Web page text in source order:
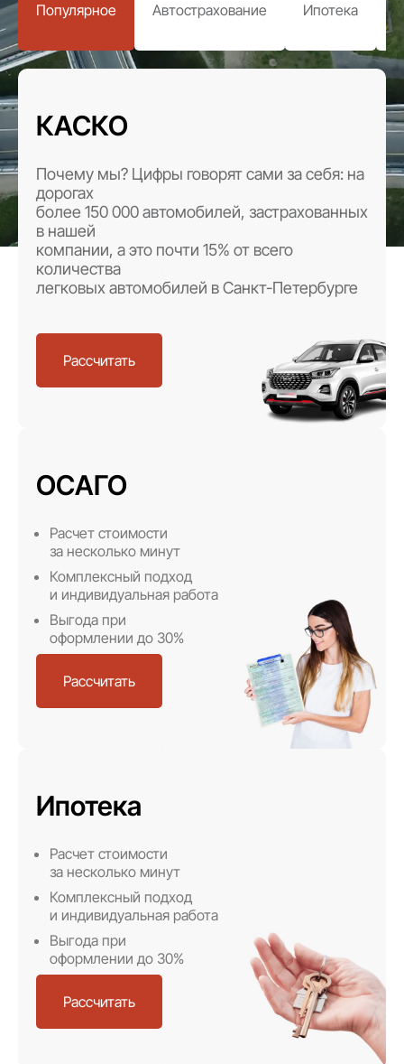
Популярное Автострахование Ипотека
КАСКО
Почему мы? Цифры говорят сами за себя: на
дорогах
более 150 000 автомобилей, застрахованных
в нашей
компании, а это почти 15% от всего
количества
легковых автомобилей в Санкт-Петербурге
Рассчитать
ОСАГО
Расчет стоимости
за несколько минут
Комплексный подход
и индивидуальная работа
Выгода при
оформлении до 30%
Рассчитать
Ипотека
Расчет стоимости
за несколько минут
Комплексный подход
и индивидуальная работа
Выгода при
оформлении до 30%
Рассчитать